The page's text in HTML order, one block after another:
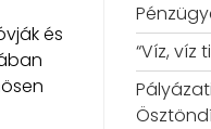
és
“Víz, víz